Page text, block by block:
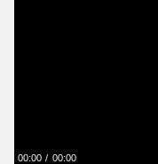
00:00 00:00